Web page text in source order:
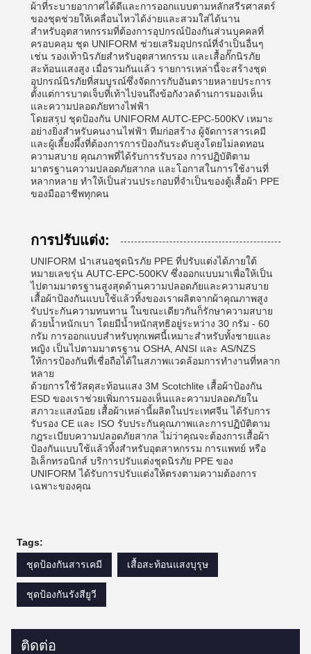
ผ้าที่ระบายอากาศได้ดีและการออกแบบตามหลักสรีรศาสตร์
ของชุดช่วยให้เคลื่อนไหวได้ง่ายและสวมใส่ได้นาน
สำหรับอุตสาหกรรมที่ต้องการอุปกรณ์ป้องกันส่วนบุคคลที่
ครอบคลุม ชุด UNIFORM ช่วยเสริมอุปกรณ์ที่จำเป็นอื่นๆ
เช่น รองเท้านิรภัยสำหรับอุตสาหกรรม และเสื้อกั๊กนิรภัย
สะท้อนแสงสูง เมื่อรวมกันแล้ว รายการเหล่านี้จะสร้างชุด
อุปกรณ์นิรภัยที่สมบูรณ์ซึ่งจัดการกับอันตรายหลายประการ
ตั้งแต่การบาดเจ็บที่เท้าไปจนถึงข้อกังวลด้านการมองเห็น
และความปลอดภัยทางไฟฟ้า
โดยสรุป ชุดป้องกัน UNIFORM AUTC-EPC-500KV เหมาะ
อย่างยิ่งสำหรับคนงานไฟฟ้า ทีมก่อสร้าง ผู้จัดการสารเคมี
และผู้เลี้ยงผึ้งที่ต้องการการป้องกันระดับสูงโดยไม่ลดทอน
ความสบาย คุณภาพที่ได้รับการรับรอง การปฏิบัติตาม
มาตรฐานความปลอดภัยสากล และโอกาสในการใช้งานที่
หลากหลาย ทำให้เป็นส่วนประกอบที่จำเป็นของตู้เสื้อผ้า PPE
ของมืออาชีพทุกคน
การปรับแต่ง:
UNIFORM นำเสนอชุดนิรภัย PPE ที่ปรับแต่งได้ภายใต้
หมายเลขรุ่น AUTC-EPC-500KV ซึ่งออกแบบมาเพื่อให้เป็น
ไปตามมาตรฐานสูงสุดด้านความปลอดภัยและความสบาย
เสื้อผ้าป้องกันแบบใช้แล้วทิ้งของเราผลิตจากผ้าคุณภาพสูง
รับประกันความทนทาน ในขณะเดียวกันก็รักษาความสบาย
ด้วยน้ำหนักเบา โดยมีน้ำหนักสุทธิอยู่ระหว่าง 30 กรัม - 60
กรัม การออกแบบสำหรับทุกเพศนี้เหมาะสำหรับทั้งชายและ
หญิง เป็นไปตามมาตรฐาน OSHA, ANSI และ AS/NZS
ให้การป้องกันที่เชื่อถือได้ในสภาพแวดล้อมการทำงานที่หลาก
หลาย
ด้วยการใช้วัสดุสะท้อนแสง 3M Scotchlite เสื้อผ้าป้องกัน
ESD ของเราช่วยเพิ่มการมองเห็นและความปลอดภัยใน
สภาวะแสงน้อย เสื้อผ้าเหล่านี้ผลิตในประเทศจีน ได้รับการ
รับรอง CE และ ISO รับประกันคุณภาพและการปฏิบัติตาม
กฎระเบียบความปลอดภัยสากล ไม่ว่าคุณจะต้องการเสื้อผ้า
ป้องกันแบบใช้แล้วทิ้งสำหรับอุตสาหกรรม การแพทย์ หรือ
อิเล็กทรอนิกส์ บริการปรับแต่งชุดนิรภัย PPE ของ
UNIFORM ได้รับการปรับแต่งให้ตรงตามความต้องการ
เฉพาะของคุณ
Tags:
ชุดป้องกันสารเคมี
เสื้อสะท้อนแสงบุรุษ
ชุดป้องกันรังสียูวี
ติดต่อ